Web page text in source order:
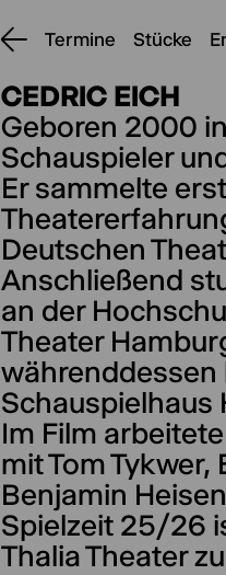
Termine Stücke
CEDRIC EICH
Geboren 2000
Schauspieler
Er sammelte
Deutschen
Anschließend
an der
Theater
währenddessen
Schauspielhaus
Im Film
mit Tom Tykwer,
Benjamin
Spielzeit 25/26
Thalia Theater